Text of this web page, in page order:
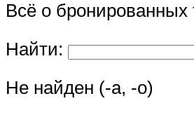
Всё о бронированных
Найти:
Не найден (-а, -о)